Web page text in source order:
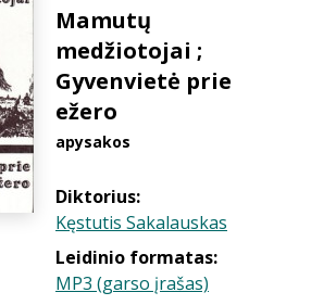
Mamutų
medžiotojai ;
Gyvenvietė prie
ežero
apysakos
Diktorius:
Kęstutis Sakalauskas
Leidinio formatas:
MP3 (garso įrašas)